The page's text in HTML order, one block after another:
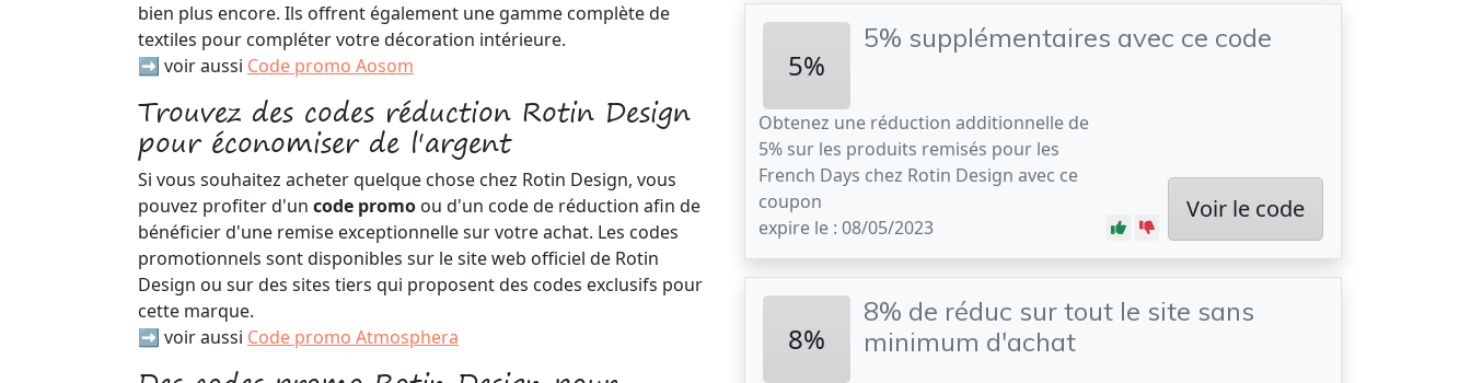
bien plus encore. Ils offrent également une gamme complète de
textiles pour compléter votre décoration intérieure.
➡️ voir aussi Code promo Aosom
Trouvez des codes réduction Rotin Design
pour économiser de l'argent
Si vous souhaitez acheter quelque chose chez Rotin Design, vous
pouvez profiter d'un code promo ou d'un code de réduction afin de
bénéficier d'une remise exceptionnelle sur votre achat. Les codes
promotionnels sont disponibles sur le site web officiel de Rotin
Design ou sur des sites tiers qui proposent des codes exclusifs pour
cette marque.
➡️ voir aussi Code promo Atmosphera
5%
5% supplémentaires avec ce code
Obtenez une réduction additionnelle de
5% sur les produits remisés pour les
French Days chez Rotin Design avec ce
coupon
expire le : 08/05/2023
Voir le code
8%
8% de réduc sur tout le site sans
minimum d'achat